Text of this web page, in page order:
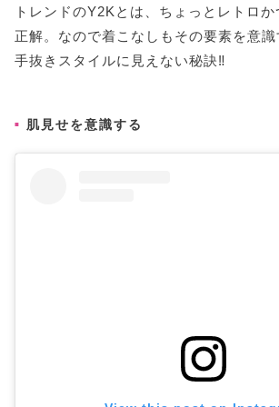
トレンドのY2Kとは、ちょっとレトロ
正解。なので着こなしもその要素を意
手抜きスタイルに見えない秘訣‼
肌見せを意識する